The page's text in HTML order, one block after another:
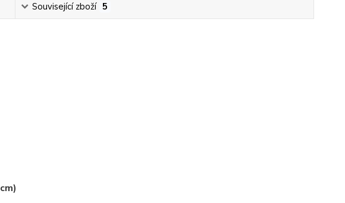
Související zboží 5